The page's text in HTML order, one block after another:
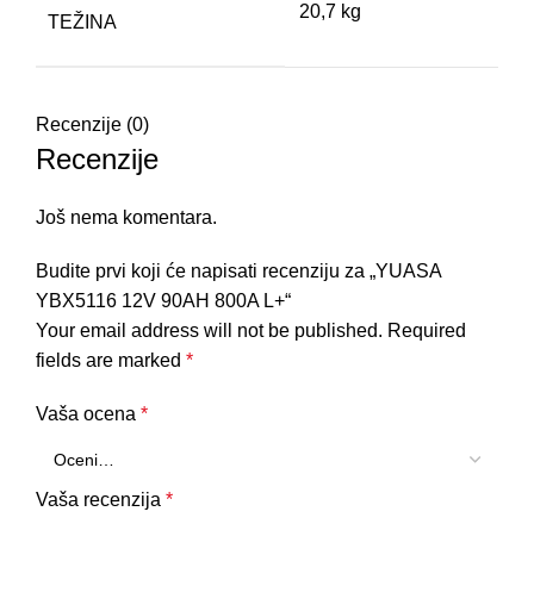
TEŽINA
20,7 kg
Recenzije (0)
Recenzije
Još nema komentara.
Budite prvi koji će napisati recenziju za „YUASA
YBX5116 12V 90AH 800A L+“
Your email address will not be published. Required
fields are marked *
Vaša ocena *
Vaša recenzija *